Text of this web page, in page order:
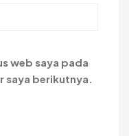
web saya pada
saya berikutnya.